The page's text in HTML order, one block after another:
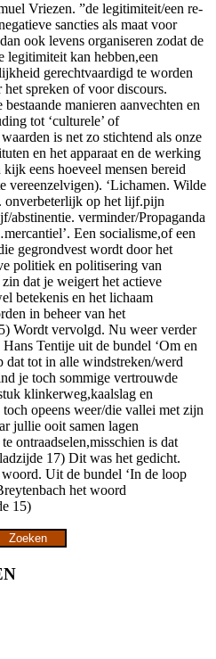
Vriezen. ”de legitimiteit/een re-
sancties als maat voor
ook levens organiseren zodat de
legitimiteit kan hebben,een
gerechtvaardigd te worden
spreken of voor discours.
manieren aanvechten en
tot ‘culturele’ of
is net zo stichtend als onze
en het apparaat en de werking
eens hoeveel mensen bereid
vereenzelvigen). ‘Lichamen. Wilde
op het lijf.pijn
abstinentie. verminder/Propaganda
Een socialisme,of een
gegrondvest wordt door het
politiek en politisering van
dat je weigert het actieve
betekenis en het lichaam
in beheer van het
Wordt vervolgd. Nu weer verder
Tentije uit de bundel ‘Om en
dat tot in alle windstreken/werd
je toch sommige vertrouwde
klinkerweg,kaalslag en
opeens weer/die vallei met zijn
jullie ooit samen lagen
ontraadselen,misschien is dat
17) Dit was het gedicht.
Uit de bundel ‘In de loop
het woord
15)
Zoeken